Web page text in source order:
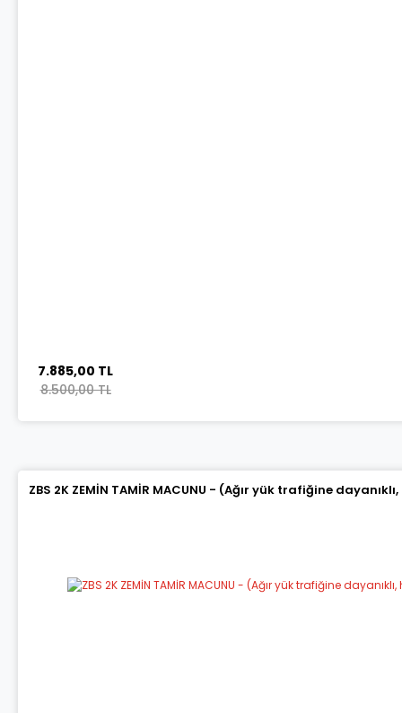
7.885,00 TL
8.500,00 TL
ZBS 2K ZEMİN TAMİR MACUNU - (Ağır yük trafiğine